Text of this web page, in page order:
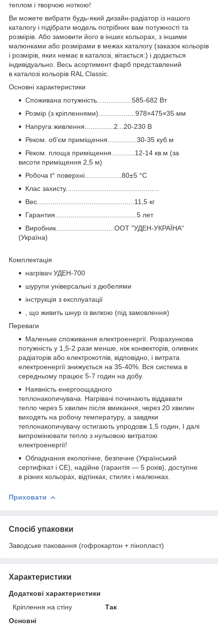
теплом і творчою ноткою!
Ви можете вибрати будь-який дизайн-радіатор із нашого
каталогу і підібрати модель потрібних вам потужності та
розмірів. Або замовити його в інших кольорах, з іншими
малюнками або розмірами в межах каталогу (заказок кольорів
і розмірів, яких немає в каталозі, вітається:) і додається
індивідуально. Весь асортимент фарб представлений
в каталозі кольорів RAL Classic.
Основні характеристики
Споживана потужність..................585-682 Вт
Розмір (з кріпленнями)...................978×475×35 мм
Напруга живлення...............2...20-230 В
Реком. об'єм приміщення...............30-35 куб.м
Реком. площа приміщення............12-14 кв.м (за
висоти приміщення 2,5 м)
Робоча t° поверхні...................80±5 °C
Клас захисту................................................
Вес..................................................11,5 кг
Гарантия..........................................5 лет
Виробник..............................ООТ "УДЕН-УКРАЇНА"
(Україна)
Комплектація
нагрівач УДЕН-700
шурупи універсальні з дюбелями
інструкція з експлуатації
, що живить шнур із вилкою (під замовлення)
Переваги
Маленьке споживання електроенергії. Розрахункова
потужність у 1,5-2 рази менше, ніж конвекторів, оливних
радіаторів або електрокотлів, відповідно, і витрата
електроенергії знижується на 35-40%. Вся система в
середньому працює 5-7 годин на добу.
Наявність енергоощадного
теплонакопичувача. Нагрівачі починають віддавати
тепло через 5 хвилин після вмикання, через 20 хвилин
виходять на робочу температуру, а завдяки
теплонакопичувачу остигають упродовж 1,5 годин, І далі
випромінювати тепло з нульовою витратою
електроенергії!
Обладнання екологічне, безпечне (Український
сертифікат і СЕ), надійне (гарантія — 5 років), доступне
в різних кольорах, відтінках, стилях і малюнках.
Приховати
Спосіб упаковки
Заводське паковання (гофрокартон + пінопласт)
Характеристики
Додаткові характеристики
Кріплення на стіну
Так
Основні